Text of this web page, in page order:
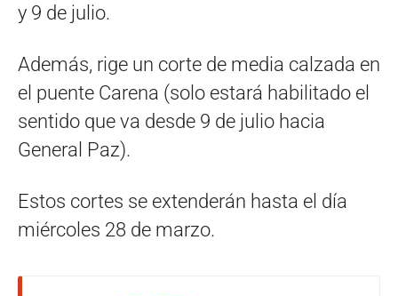
y 9 de julio.
Además, rige un corte de media calzada en
el puente Carena (solo estará habilitado el
sentido que va desde 9 de julio hacia
General Paz).
Estos cortes se extenderán hasta el día
miércoles 28 de marzo.